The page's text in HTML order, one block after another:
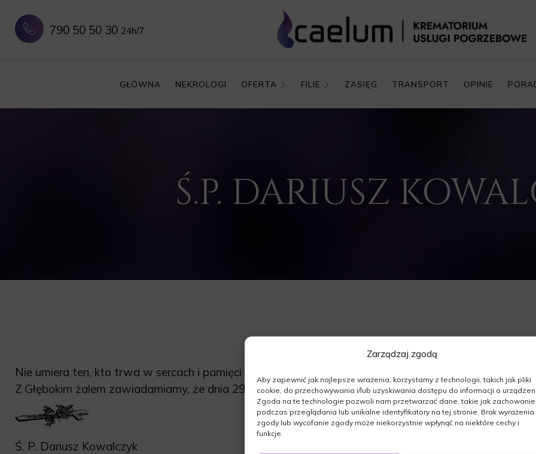
Zarządzaj zgodą
Aby zapewnić jak najlepsze wrażenia, korzystamy z technologii, takich jak pliki
cookie, do przechowywania i/lub uzyskiwania dostępu do informacji o
Zgoda na te technologie pozwoli nam przetwarzać dane, takie jak zachowanie
podczas przeglądania lub unikalne identyfikatory na tej stronie. Brak wyrażenia
zgody lub wycofanie zgody może niekorzystnie wpłynąć na niektóre cechy i
funkcje.
790 50 50 30 24h/7
GŁÓWNA NEKROLOGI OFERTA FILIE ZASIĘG TRANSPORT OPINIE
Ś.P. DARIUSZ
Nie umiera ten, kto trwa w sercach i pamięci naszej.
Z Głębokim żalem zawiadamiamy, że dnia 29.06.2020r. odszedł od nas:
Ś. P. Dariusz Kowalczyk